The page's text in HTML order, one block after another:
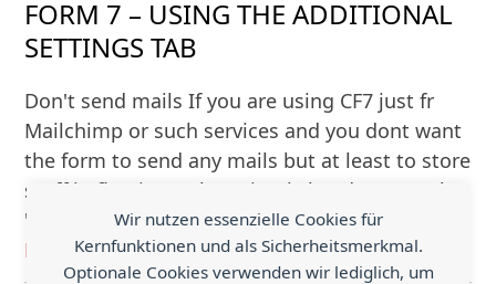
Wir nutzen essenzielle Cookies für
Kernfunktionen und als Sicherheitsmerkmal.
Optionale Cookies verwenden wir lediglich, um
FORM 7 – USING THE ADDITIONAL
SETTINGS TAB
Don't send mails If you are using CF7 just fr
Mailchimp or such services and you dont want
the form to send any mails but at least to store
stuff in flamingo. then simply head over to the
"Additional settings…
Mehr Lesen